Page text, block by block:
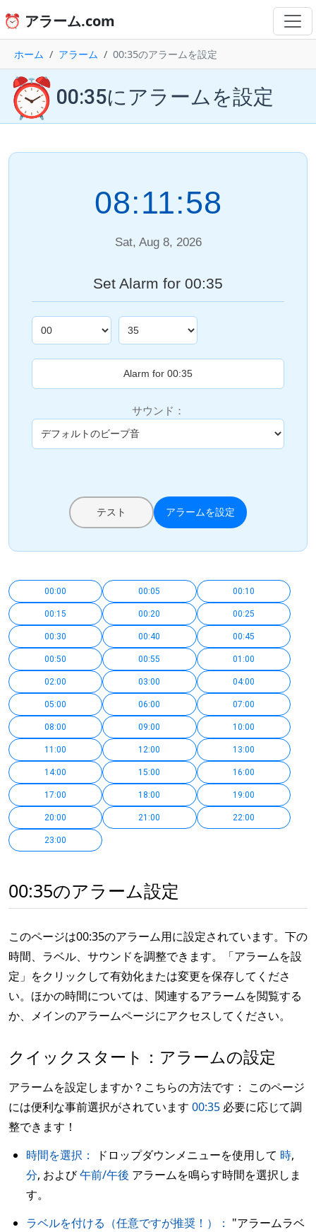
⏰ アラーム.com
ホーム アラーム 00:35のアラームを設定
⏰ 00:35にアラームを設定
08:11:58
Sat, Aug 8, 2026
Set Alarm for 00:35
サウンド：
テスト アラームを設定
00:00 00:05 00:10
00:15 00:20 00:25
00:30 00:40 00:45
00:50 00:55 01:00
02:00 03:00 04:00
05:00 06:00 07:00
08:00 09:00 10:00
11:00 12:00 13:00
14:00 15:00 16:00
17:00 18:00 19:00
20:00 21:00 22:00
23:00
00:35のアラーム設定
このページは00:35のアラーム用に設定されています。下の
時間、ラベル、サウンドを調整できます。「アラームを設
定」をクリックして有効化または変更を保存してくださ
い。ほかの時間については、関連するアラームを閲覧する
か、メインのアラームページにアクセスしてください。
クイックスタート：アラームの設定
アラームを設定しますか？こちらの方法です： このページ
には便利な事前選択がされています 00:35 必要に応じて調
整できます！
時間を選択：
ドロップダウンメニューを使用して 時,
分, および午前/午後 アラームを鳴らす時間を選択しま
す。
ラベルを付ける（任意ですが推奨！）： "アラームラベ